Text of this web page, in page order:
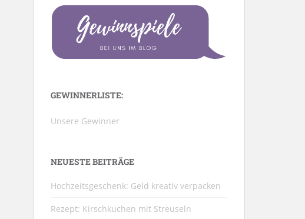
GEWINNERLISTE:
Unsere Gewinner
NEUESTE BEITRÄGE
Hochzeitsgeschenk: Geld kreativ verpacken
Rezept: Kirschkuchen mit Streuseln